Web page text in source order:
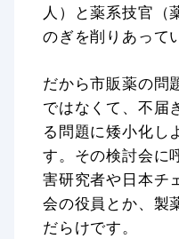
人）と薬系技官（
のぎを削りあって
だから市販薬の問
ではなくて、不届
る問題に矮小化し
す。その検討会に
害研究者や日本チ
会の役員とか、製
だらけです。